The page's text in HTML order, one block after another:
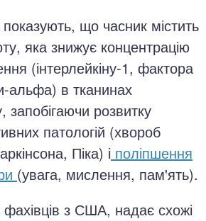
показують, що часник містить
яка знижує концентрацію
(інтерлейкіну-1, фактора
альфа) в тканинах
запобігаючи розвитку
патологій (хвороб
Піка) і поліпшення
(увага, мислення, пам'ять).
з США, надає схожі